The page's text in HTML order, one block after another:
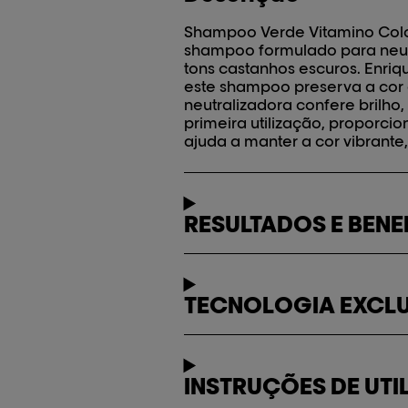
Shampoo Verde Vitamino
shampoo formulado para
tons castanhos escuros.
este shampoo preserva a
neutralizadora confere
primeira utilização,
ajuda a manter a cor
RESULTADOS E
TECNOLOGIA
INSTRUÇÕES DE